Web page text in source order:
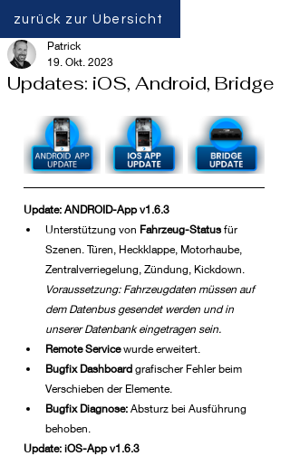
zurück zur Übersicht
Updates: iOS, Android, Bridge
Patrick
19. Okt. 2023
Update: ANDROID-App v1.6.3
Unterstützung von Fahrzeug-Status für
Szenen. Türen, Heckklappe, Motorhaube,
Zentralverriegelung, Zündung, Kickdown.
Voraussetzung: Fahrzeugdaten müssen auf
dem Datenbus gesendet werden und in
unserer Datenbank eingetragen sein.
Remote Service wurde erweitert.
Bugfix Dashboard grafischer Fehler beim
Verschieben der Elemente.
Bugfix Diagnose: Absturz bei Ausführung
behoben.
Update: iOS-App v1.6.3